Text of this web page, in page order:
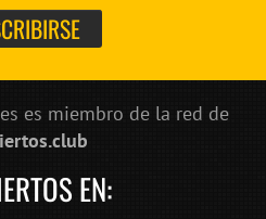
es miembro de la red de
EN: